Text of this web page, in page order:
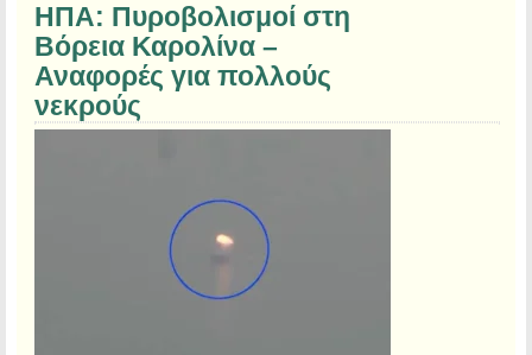
ΗΠΑ: Πυροβολισμοί στη
Βόρεια Καρολίνα –
Αναφορές για πολλούς
νεκρούς